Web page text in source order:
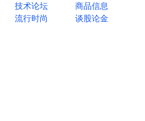
技术论坛
商品信息
流行时尚
谈股论金